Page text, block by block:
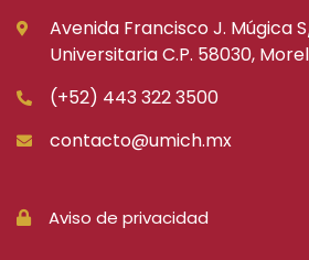
Avenida Francisco J. Múgica
Universitaria C.P. 58030,
(+52) 443 322 3500
contacto@umich.mx
Aviso de privacidad